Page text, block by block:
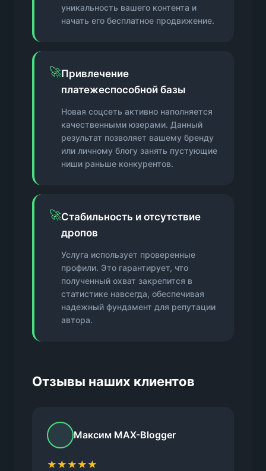
уникальность вашего контента и
начать его бесплатное продвижение.
🚀Привлечение
платежеспособной базы
Новая соцсеть активно наполняется
качественными юзерами. Данный
результат позволяет вашему бренду
или личному блогу занять пустующие
ниши раньше конкурентов.
🚀Стабильность и отсутствие
дропов
Услуга использует проверенные
профили. Это гарантирует, что
полученный охват закрепится в
статистике навсегда, обеспечивая
надежный фундамент для репутации
автора.
Отзывы наших клиентов
Максим MAX-Blogger
★★★★★